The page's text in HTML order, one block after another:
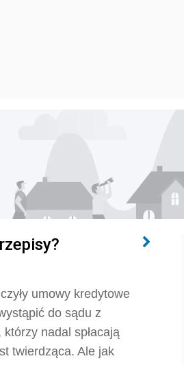
umowy kredytowe
do sądu z
nadal spłacają
twierdząca. Ale jak